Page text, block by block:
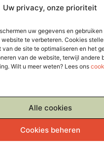
Uw privacy, onze prioriteit
uw gegevens en
te verbeteren. Cookies
de site te optimaliseren en het
van de website, terwijl andere
Wilt u meer weten? Lees ons
Alle cookies
Cookies beheren